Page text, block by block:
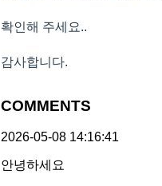
확인해 주세요..
감사합니다.
COMMENTS
2026-05-08 14:16:41
안녕하세요